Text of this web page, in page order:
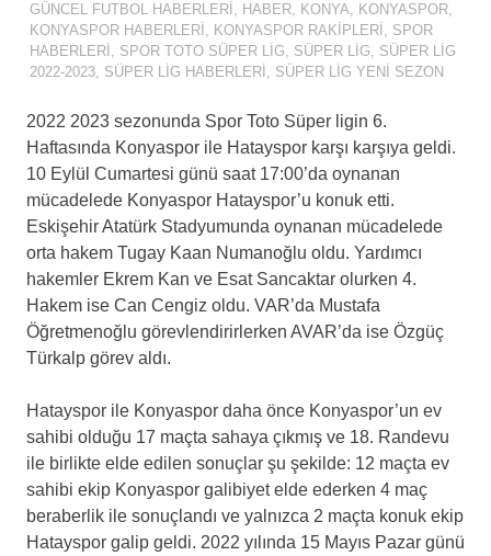
GÜNCEL FUTBOL HABERLERI , HABER, KONYA, KONYASPOR,
KONYASPOR HABERLERI , KONYASPOR RAKIPLERI , SPOR
HABERLERI , SPOR TOTO SÜPER LIG, SÜPER LIG, SÜPER LIG
2022-2023, SÜPER LIG HABERLERI , SÜPER LIG YENI SEZON
2022 2023 sezonunda Spor Toto Süper ligin 6.
Haftasında Konyaspor ile Hatayspor karşı karşıya geldi.
10 Eylül Cumartesi günü saat 17:00’da oynanan
mücadelede Konyaspor Hatayspor’u konuk etti.
Eskişehir Atatürk Stadyumunda oynanan mücadelede
orta hakem Tugay Kaan Numanoğlu oldu. Yardımcı
hakemler Ekrem Kan ve Esat Sancaktar olurken 4.
Hakem ise Can Cengiz oldu. VAR’da Mustafa
Öğretmenoğlu görevlendirirlerken AVAR’da ise Özgüç
Türkalp görev aldı.
Hatayspor ile Konyaspor daha önce Konyaspor’un ev
sahibi olduğu 17 maçta sahaya çıkmış ve 18. Randevu
ile birlikte elde edilen sonuçlar şu şekilde: 12 maçta ev
sahibi ekip Konyaspor galibiyet elde ederken 4 maç
beraberlik ile sonuçlandı ve yalnızca 2 maçta konuk ekip
Hatayspor galip geldi. 2022 yılında 15 Mayıs Pazar günü